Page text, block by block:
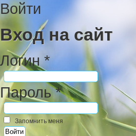
Войти
Вход на сайт
Логин *
Пароль *
Запомнить меня